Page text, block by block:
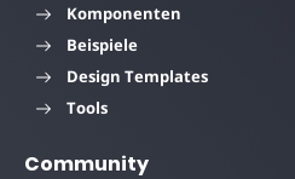
Komponenten
Beispiele
Design Templates
Tools
Community